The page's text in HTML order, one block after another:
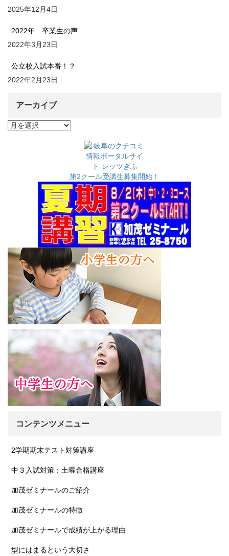
2025年12月4日
2022年 卒業生の声
2022年3月23日
公立校入試本番！？
2022年2月23日
アーカイブ
ア
第2クール受講生募集開始！
コンテンツメニュー
2学期期末テスト対策講座
中３入試対策：土曜合格講座
加茂ゼミナールのご紹介
加茂ゼミナールの特徴
加茂ゼミナールで成績が上がる理由
型にはまるという大切さ